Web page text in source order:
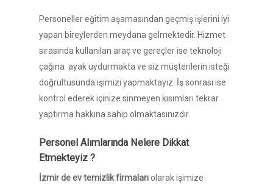
Personeller eğitim aşamasından geçmiş işlerini iyi
yapan bireylerden meydana gelmektedir. Hizmet
sırasında kullanılan araç ve gereçler ise teknoloji
çağına ayak uydurmakta ve siz müşterilerin isteği
doğrultusunda işimizi yapmaktayız. İş sonrası ise
kontrol ederek içinize sinmeyen kısımları tekrar
yaptırma hakkına sahip olmaktasınızdır.
Personel Alımlarında Nelere Dikkat
Etmekteyiz ?
İzmir de ev temizlik firmalarıolarak işimize